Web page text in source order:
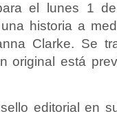
el lunes 1
historia a
Clarke. Se
original está
editorial en